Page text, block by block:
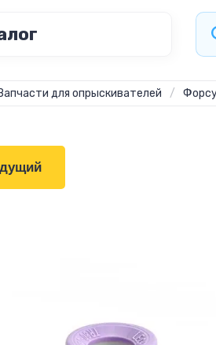
для опрыскивателей /